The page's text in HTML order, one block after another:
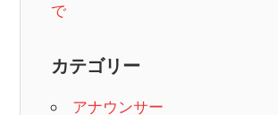
で
カテゴリー
アナウンサー